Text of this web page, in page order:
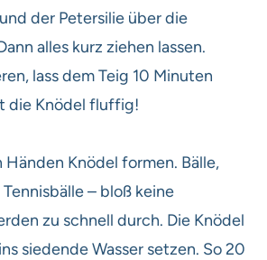
der Petersilie über die
alles kurz ziehen lassen.
lass dem Teig 10 Minuten
die Knödel fluffig!
Knödel formen. Bälle,
– bloß keine
zu schnell durch. Die Knödel
siedende Wasser setzen. So 20